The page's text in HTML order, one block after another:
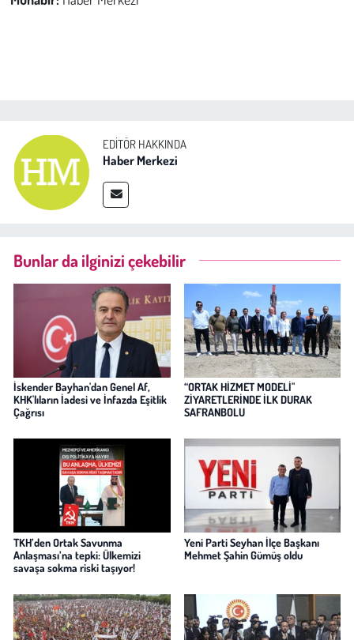
EDITÖR HAKKINDA
Haber Merkezi
Bunlar da ilginizi çekebilir
İskender Bayhan'dan Genel Af,
KHK'lıların İadesi ve İnfazda Eşitlik
Çağrısı
“ORTAK HİZMET MODELİ"
ZİYARETLERİNDE İLK DURAK
SAFRANBOLU
TKH’den Ortak Savunma
Anlaşması’na tepki: Ülkemizi
savaşa sokma riski taşıyor!
Yeni Parti Seyhan İlçe Başkanı
Mehmet Şahin Gümüş oldu